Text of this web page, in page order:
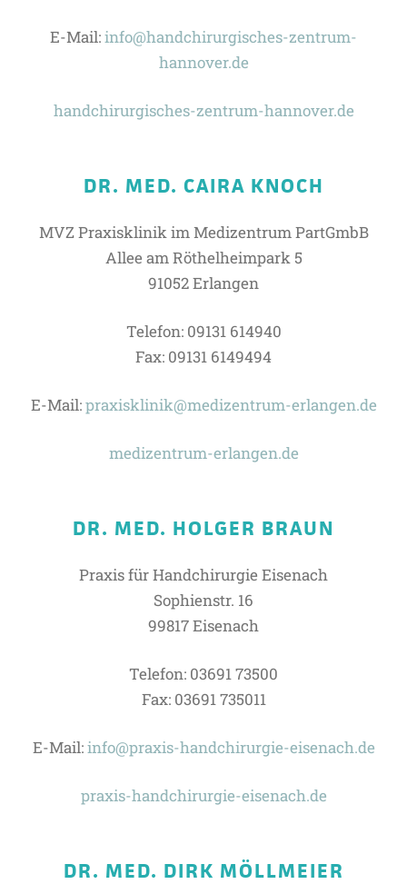
E-Mail:info@handchirurgisches-zentrum-
hannover.de
handchirurgisches-zentrum-hannover.de
DR. MED. CAIRA KNOCH
MVZ Praxisklinik im Medizentrum PartGmbB
Allee am Röthelheimpark 5
91052 Erlangen
Telefon: 09131 614940
Fax: 09131 6149494
E-Mail:praxisklinik@medizentrum-erlangen.de
medizentrum-erlangen.de
DR. MED. HOLGER BRAUN
Praxis für Handchirurgie Eisenach
Sophienstr. 16
99817 Eisenach
Telefon: 03691 73500
Fax: 03691 735011
E-Mail:info@praxis-handchirurgie-eisenach.de
praxis-handchirurgie-eisenach.de
DR. MED. DIRK MÖLLMEIER